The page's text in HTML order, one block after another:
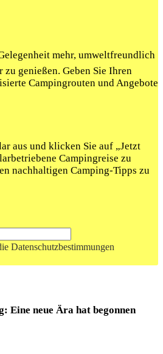
mehr, umweltfreundlich
zu genießen. Geben Sie Ihren
Campingrouten und Angebote
aus und klicken Sie auf „Jetzt
Campingreise zu
nachhaltigen Camping-Tipps zu
Datenschutzbestimmungen
Eine neue Ära hat begonnen